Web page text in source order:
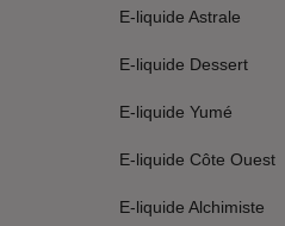
E-liquide Astrale
E-liquide Dessert
E-liquide Yumé
E-liquide Côte Ouest
E-liquide Alchimiste